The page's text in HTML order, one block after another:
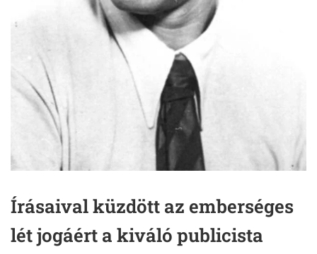
Írásaival küzdött az emberséges
lét jogáért a kiváló publicista